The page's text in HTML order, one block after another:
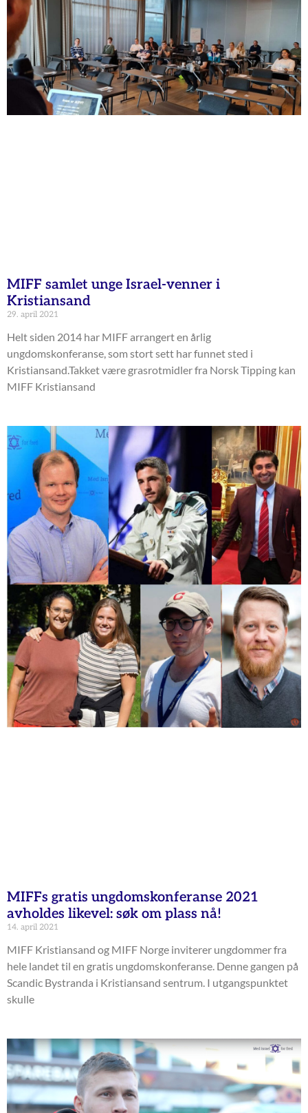
MIFF samlet unge Israel-venner i
Kristiansand
29. april 2021
Helt siden 2014 har MIFF arrangert en årlig
ungdomskonferanse, som stort sett har funnet sted i
Kristiansand.Takket være grasrotmidler fra Norsk Tipping kan
MIFF Kristiansand
MIFFs gratis ungdomskonferanse 2021
avholdes likevel: søk om plass nå!
14. april 2021
MIFF Kristiansand og MIFF Norge inviterer ungdommer fra
hele landet til en gratis ungdomskonferanse. Denne gangen på
Scandic Bystranda i Kristiansand sentrum. I utgangspunktet
skulle